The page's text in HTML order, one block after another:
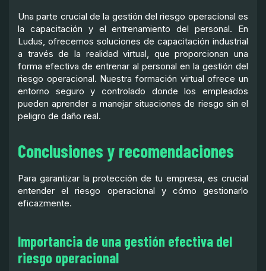
Una parte crucial de la gestión del riesgo operacional es
la capacitación y el entrenamiento del personal. En
Ludus, ofrecemos soluciones de capacitación industrial
a través de la realidad virtual, que proporcionan una
forma efectiva de entrenar al personal en la gestión del
riesgo operacional. Nuestra formación virtual ofrece un
entorno seguro y controlado donde los empleados
pueden aprender a manejar situaciones de riesgo sin el
peligro de daño real.
Conclusiones y recomendaciones
Para garantizar la protección de tu empresa, es crucial
entender el riesgo operacional y cómo gestionarlo
eficazmente.
Importancia de una gestión efectiva del
riesgo operacional